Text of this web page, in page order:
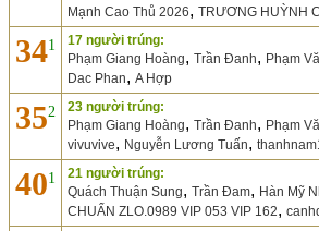
Mạnh Cao Thů 2026, TRƯƠNG HUỲNH
341
17 người trúng:
Phạm Giang Hoàng, Trần Đanh, Phạm
Dac Phan, A Hợp
352
23 người trúng:
Phạm Giang Hoàng, Trần Đanh, Phạm
vivuvive, Nguyễn Lương Tuấn,
401
21 người trúng:
Quách Thuận Sung, Trần Đam, Hàn Mỹ
CHUẨN ZLO.0989 VIP 053 VIP 162,